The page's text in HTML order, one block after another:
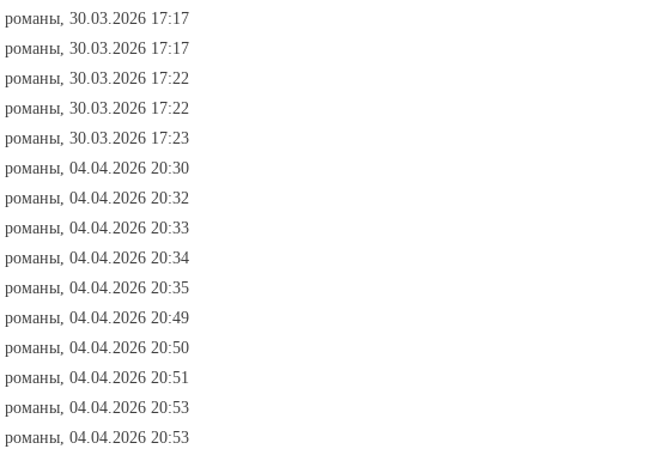
романы, 30.03.2026 17:17
романы, 30.03.2026 17:17
романы, 30.03.2026 17:22
романы, 30.03.2026 17:22
романы, 30.03.2026 17:23
романы, 04.04.2026 20:30
романы, 04.04.2026 20:32
романы, 04.04.2026 20:33
романы, 04.04.2026 20:34
романы, 04.04.2026 20:35
романы, 04.04.2026 20:49
романы, 04.04.2026 20:50
романы, 04.04.2026 20:51
романы, 04.04.2026 20:53
романы, 04.04.2026 20:53